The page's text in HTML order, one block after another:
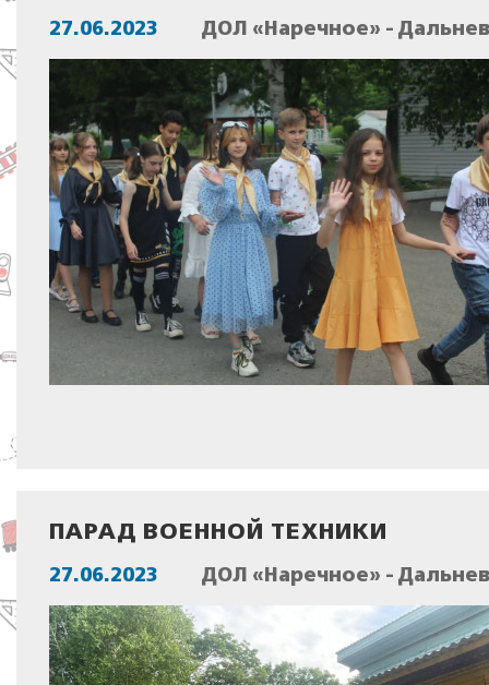
27.06.2023 ДОЛ «Наречное» -
ПАРАД ВОЕННОЙ ТЕХНИКИ
27.06.2023 ДОЛ «Наречное» -